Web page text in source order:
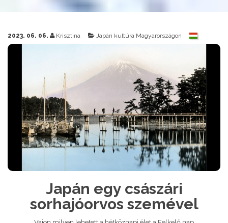
2023. 06. 06. Krisztina Japán kultúra Magyarországon
Japán egy császári
sorhajóorvos szemével